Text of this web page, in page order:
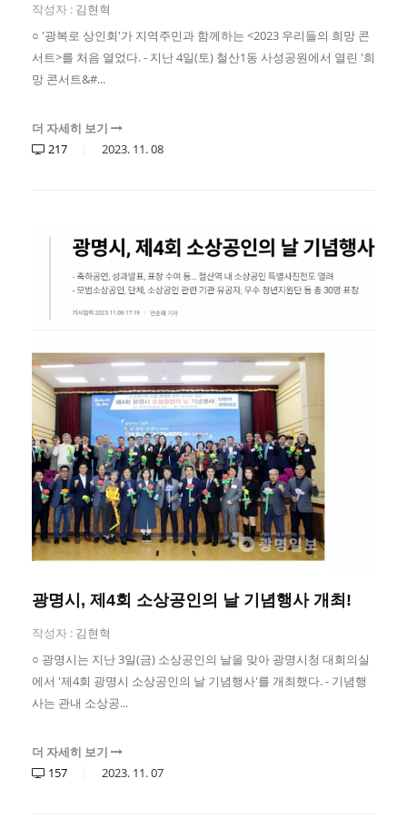
작성자 : 김현혁
○ '광복로 상인회'가 지역주민과 함께하는 <2023 우리들의 희망 콘
서트>를 처음 열었다. - 지난 4일(토) 철산1동 사성공원에서 열린 '희
망 콘서트&#...
더 자세히 보기
217
2023. 11.08
광명시, 제4회 소상공인의 날 기념행사 개최!
작성자 : 김현혁
○ 광명시는 지난 3일(금) 소상공인의 날을 맞아 광명시청 대회의실
에서 '제4회 광명시 소상공인의 날 기념행사'를 개최했다. - 기념행
사는 관내 소상공...
더 자세히 보기
157
2023. 11.07